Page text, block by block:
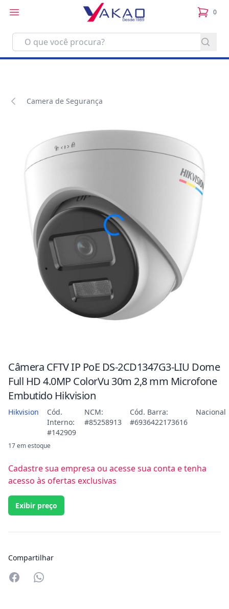
0
itens
Camera de Segurança
Câmera CFTV IP PoE DS-2CD1347G3-LIU Dome
Full HD 4.0MP ColorVu 30m 2,8 mm Microfone
Embutido Hikvision
Hikvision
Cód.
Interno:
#142909
NCM:
#85258913
Cód. Barra:
#6936422173616
Nacional
17 em estoque
Cadastre sua empresa ou acesse sua conta e tenha
acesso às ofertas exclusivas
Exibir preço
Compartilhar
Compartilhar no Whatsapp